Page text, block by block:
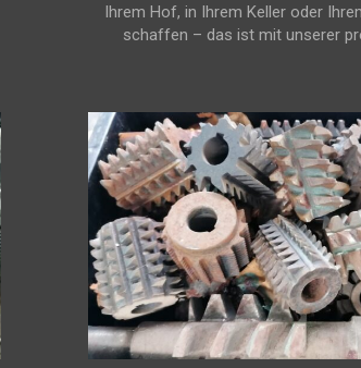
Ihrem Hof, in Ihrem Keller oder
schaffen – das ist mit unserer